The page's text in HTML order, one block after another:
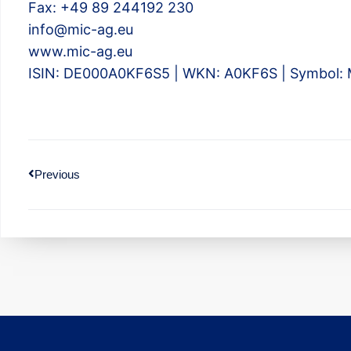
Fax: +49 89 244192 230
info@mic-ag.eu
www.mic-ag.eu
ISIN: DE000A0KF6S5 | WKN: A0KF6S | Symbol:
Previous